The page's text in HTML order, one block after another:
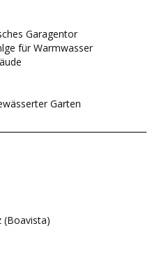
Garagentor
für Warmwasser
Garten
(Boavista)